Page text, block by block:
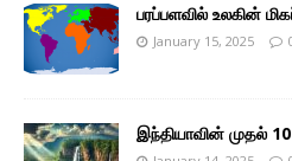
பரப்பளவில் உலகின்
January 15, 2025
இந்தியாவின் முதல்